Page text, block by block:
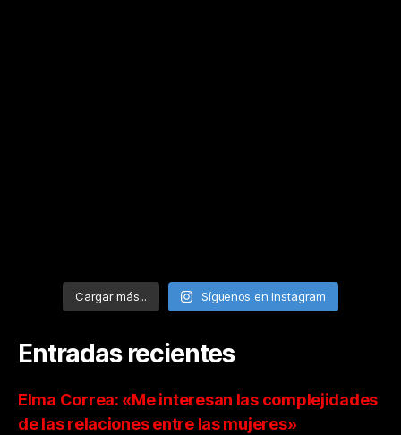
Cargar más... Síguenos en Instagram
Entradas recientes
Elma Correa: «Me interesan las complejidades
de las relaciones entre las mujeres»